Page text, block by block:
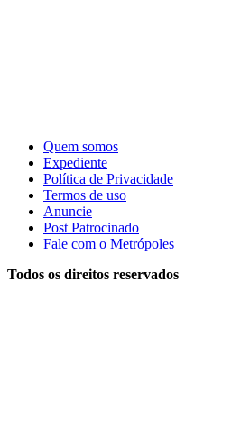
Quem somos
Expediente
Política de Privacidade
Termos de uso
Anuncie
Post Patrocinado
Fale com o Metrópoles
Todos os direitos reservados